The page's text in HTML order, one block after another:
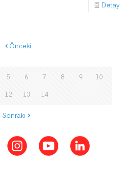
Detay
Önceki
5 6 7 8 9
10
12 13 14
Sonraki